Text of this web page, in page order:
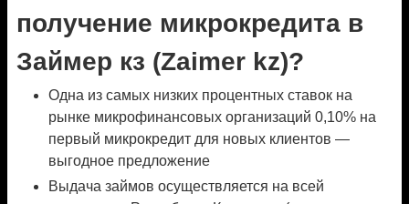
получение микрокредита в
Займер кз (Zaimer kz)?
Одна из самых низких процентных ставок на
рынке микрофинансовых организаций 0,10% на
первый микрокредит для новых клиентов —
выгодное предложение
Выдача займов осуществляется на всей